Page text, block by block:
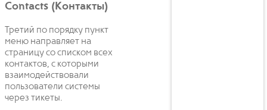
Contacts (Контакты)
Третий по порядку пункт
меню направляет на
страницу со списком всех
контактов, с которыми
взаимодействовали
пользователи системы
через тикеты.